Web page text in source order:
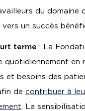
du domaine
vers un succès
terme : La
quotidiennement en
et besoins des
de contribuer à
. La